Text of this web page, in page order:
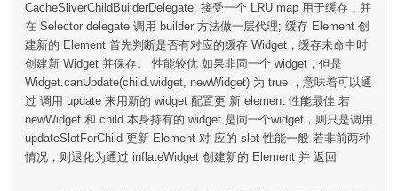
CacheSliverChildBuilderDelegate; 接受一个 LRU map 用于缓存，并
在 Selector delegate 调用 builder 方法做一层代理; 缓存 Element 创
建新的 Element 首先判断是否有对应的缓存 Widget，缓存未命中时
创建新 Widget 并保存。 性能较优 如果非同一个 widget，但是
Widget.canUpdate(child.widget, newWidget) 为 true ，意味着可以通
过 调用 update 来用新的 widget 配置更 新 element 性能最佳 若
newWidget 和 child 本身持有的 widget 是同一个widget，则只是调用
updateSlotForChild 更新 Element 对 应的 slot 性能一般 若非前两种
情况，则退化为通过 inflateWidget 创建新的 Element 并 返回